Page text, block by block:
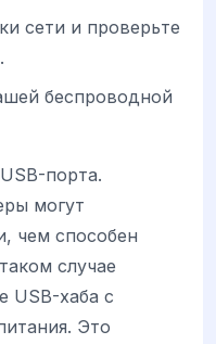
сети и проверьте
беспроводной
порта.
могут
чем способен
случае
USB-хаба с
Это